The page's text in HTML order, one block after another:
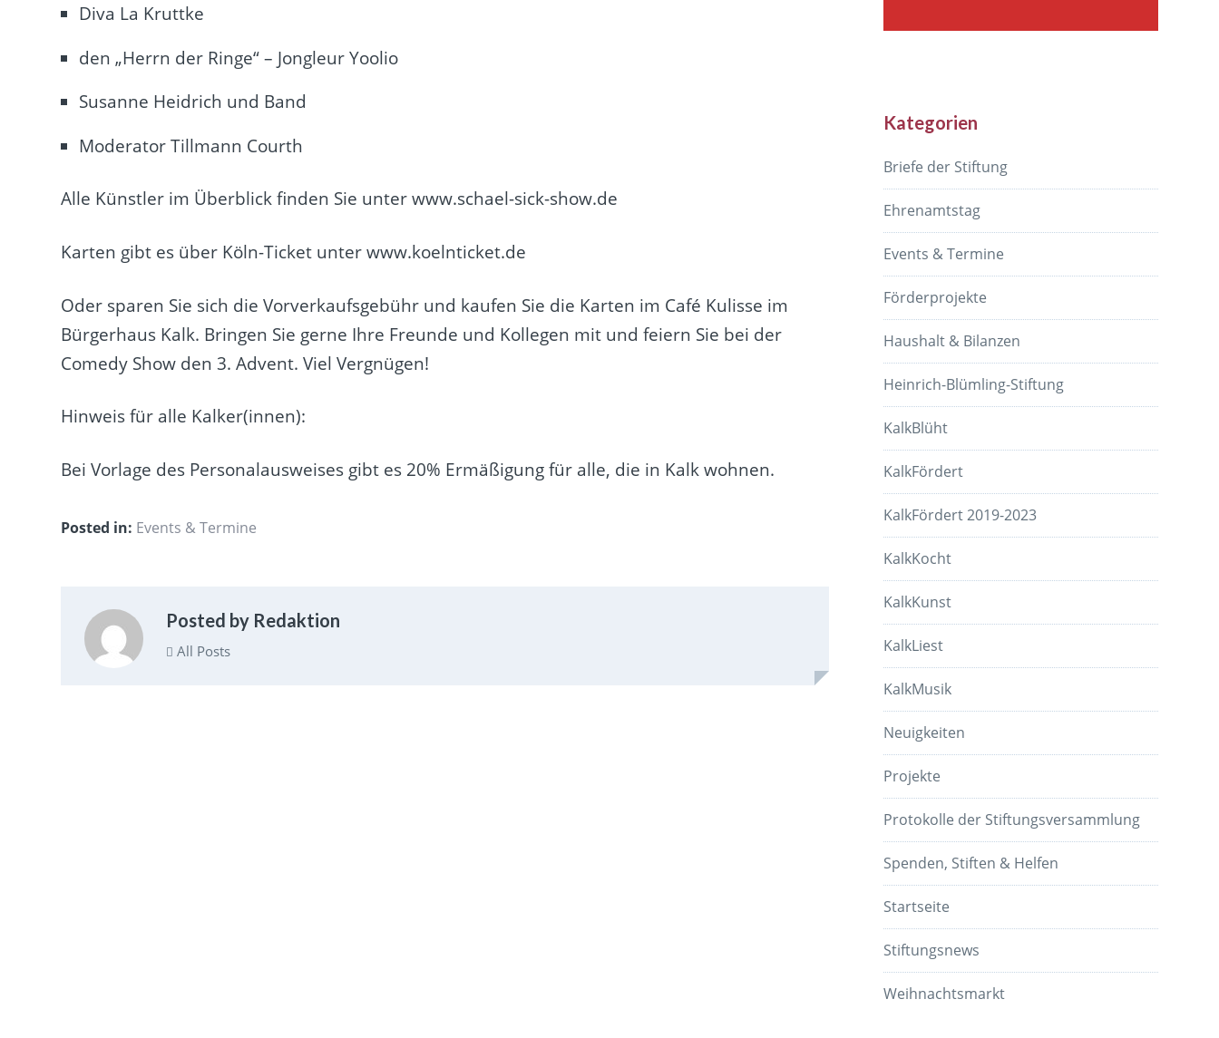
Diva La Kruttke
den „Herrn der Ringe“ – Jongleur Yoolio
Susanne Heidrich und Band
Moderator Tillmann Courth
Alle Künstler im Überblick finden Sie unter www.schael-sick-show.de
Karten gibt es über Köln-Ticket unterwww.koelnticket.de
Oder sparen Sie sich die Vorverkaufsgebühr und kaufen Sie die Karten im Café Kulisse im
Bürgerhaus Kalk. Bringen Sie gerne Ihre Freunde und Kollegen mit und feiern Sie bei der
Comedy Show den 3. Advent. Viel Vergnügen!
Hinweis für alle Kalker(innen):
Bei Vorlage des Personalausweises gibt es 20% Ermäßigung für alle, die in Kalk wohnen.
Posted in: Events & Termine
Posted by Redaktion
All Posts
Kategorien
Briefe der Stiftung
Ehrenamtstag
Events & Termine
Förderprojekte
Haushalt & Bilanzen
Heinrich-Blümling-Stiftung
KalkBlüht
KalkFördert
KalkFördert 2019-2023
KalkKocht
KalkKunst
KalkLiest
KalkMusik
Neuigkeiten
Projekte
Protokolle der Stiftungsversammlung
Spenden, Stiften & Helfen
Startseite
Stiftungsnews
Weihnachtsmarkt